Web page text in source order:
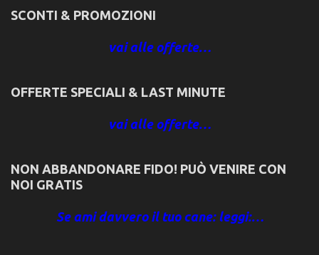
SCONTI & PROMOZIONI
vai alle offerte…
OFFERTE SPECIALI & LAST MINUTE
vai alle offerte…
NON ABBANDONARE FIDO! PUÒ VENIRE CON
NOI GRATIS
Se ami davvero il tuo cane: leggi:…